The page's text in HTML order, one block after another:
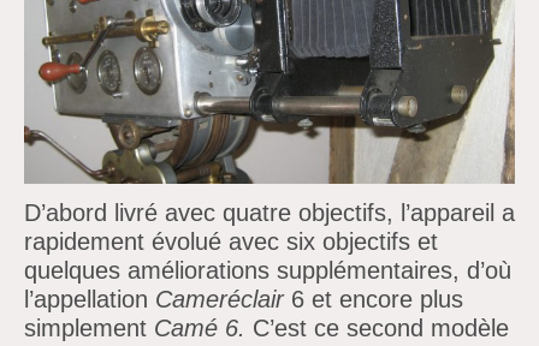
D’abord livré avec quatre objectifs, l’appareil a
rapidement évolué avec six objectifs et
quelques améliorations supplémentaires, d’où
l’appellation Cameréclair6 et encore plus
simplement Camé 6. C’est ce second modèle